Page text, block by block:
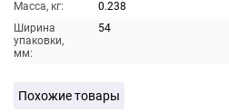
Масса, кг:
0.238
Ширина
упаковки,
мм:
54
Похожие товары